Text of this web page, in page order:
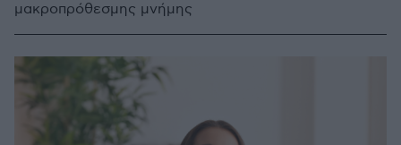
μακροπρόθεσμης μνήμης